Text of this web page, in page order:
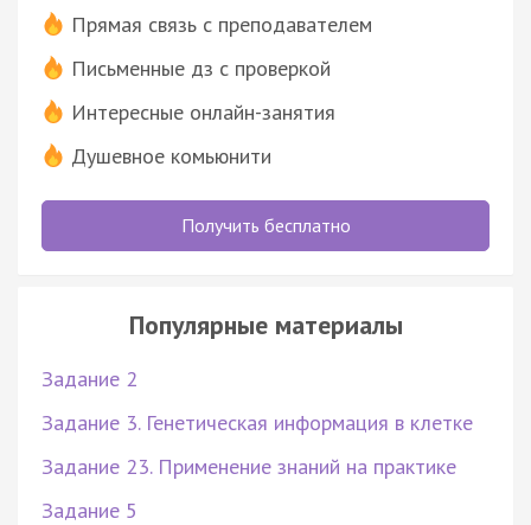
Прямая связь с преподавателем
Письменные дз с проверкой
Интересные онлайн-занятия
Душевное комьюнити
Получить бесплатно
Популярные материалы
Задание 2
Задание 3. Генетическая информация в клетке
Задание 23. Применение знаний на практике
Задание 5